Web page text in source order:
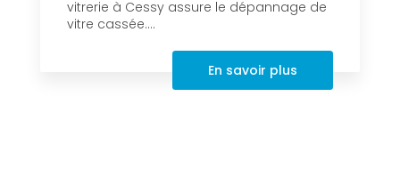
vitrerie à Cessy assure le dépannage de
vitre cassée....
En savoir plus